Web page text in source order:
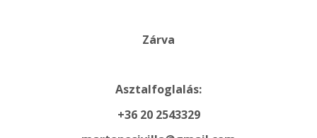
Zárva
Asztalfoglalás:
+36 20 2543329​